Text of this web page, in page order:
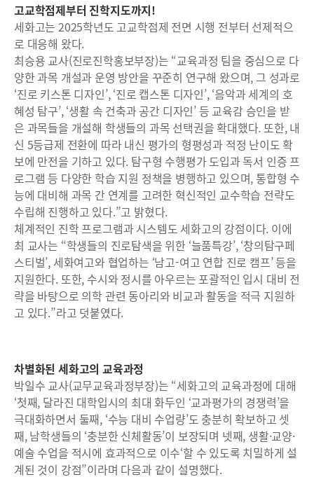
고교학점제부터 진학지도까지!
세화고는 2025학년도 고교학점제 전면 시행 전부터 선제적으
로 대응해 왔다.
최승용 교사(진로진학홍보부장)는 “교육과정 팀을 중심으로 다
양한 과목 개설과 운영 방안을 꾸준히 연구해 왔으며, 그 성과로
‘진로 키스톤 디자인’, ‘진로 캡스톤 디자인’, ‘음악과 세계의 호
혜성 탐구’, ‘생활 속 건축과 공간 디자인’ 등 교육감 승인을 받
은 과목들을 개설해 학생들의 과목 선택권을 확대했다. 또한, 내
신 5등급제 전환에 따라 내신 평가의 형평성과 적정 난이도 확
보에 만전을 기하고 있다. 탐구형 수행평가 도입과 독서 인증 프
로그램 등 다양한 학습 지원 정책을 병행하고 있으며, 통합형 수
능에 대비해 과목 간 연계를 고려한 혁신적인 교수학습 전략도
수립해 진행하고 있다.”고 밝혔다.
체계적인 진학 프로그램과 시스템도 세화고의 강점이다. 이에
최 교사는 “학생들의 진로탐색을 위한 ‘늘품특강’, ‘창의탐구페
스티벌’, 세화여고와 협업하는 ‘남고-여고 연합 진로 캠프’ 등을
지원한다. 또한, 수시와 정시를 아우르는 포괄적인 입시 대비 전
략을 바탕으로 의학 관련 동아리와 비교과 활동을 적극 지원하
고 있다.”라고 덧붙였다.
차별화된 세화고의 교육과정
박일수 교사(교무교육과정부장)는 “세화고의 교육과정에 대해
‘첫째, 달라진 대학입시의 최대 화두인 ‘교과평가의 경쟁력’을
극대화하면서 둘째, ‘수능 대비 수업량’도 충분히 확보하고 셋
째, 남학생들의 ‘충분한 신체활동’이 보장되며 넷째, 생활·교양·
예술 수업을 적시에 효과적으로 이수‘할 수 있도록 치밀하게 설
계된 것이 강점”이라며 다음과 같이 설명했다.